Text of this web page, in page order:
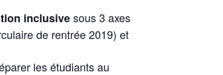
inclusivesous 3 axes
de rentrée 2019) et
les étudiants au